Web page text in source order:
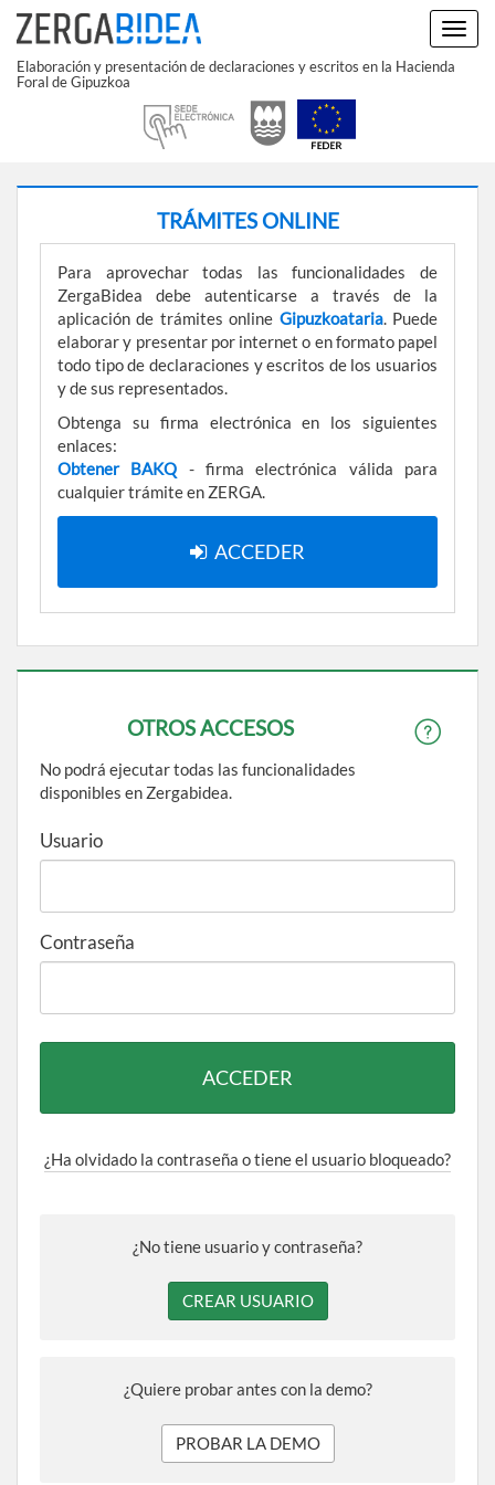
contenido
Elaboración y presentación de declaraciones y escritos en la Hacienda
Foral de Gipuzkoa
TRÁMITES ONLINE
Para aprovechar todas las funcionalidades de
ZergaBidea debe autenticarse a través de la
aplicación de trámites online Gipuzkoataria. Puede
elaborar y presentar por internet o en formato papel
todo tipo de declaraciones y escritos de los usuarios
y de sus representados.
Obtenga su firma electrónica en los siguientes
enlaces:
Obtener BAKQ - firma electrónica válida para
cualquier trámite en ZERGA.
ACCEDER
OTROS ACCESOS
No podrá ejecutar todas las funcionalidades
disponibles en Zergabidea.
Usuario
Contraseña
ACCEDER
¿Ha olvidado la contraseña o tiene el usuario bloqueado?
¿No tiene usuario y contraseña?
CREAR USUARIO
¿Quiere probar antes con la demo?
PROBAR LA DEMO